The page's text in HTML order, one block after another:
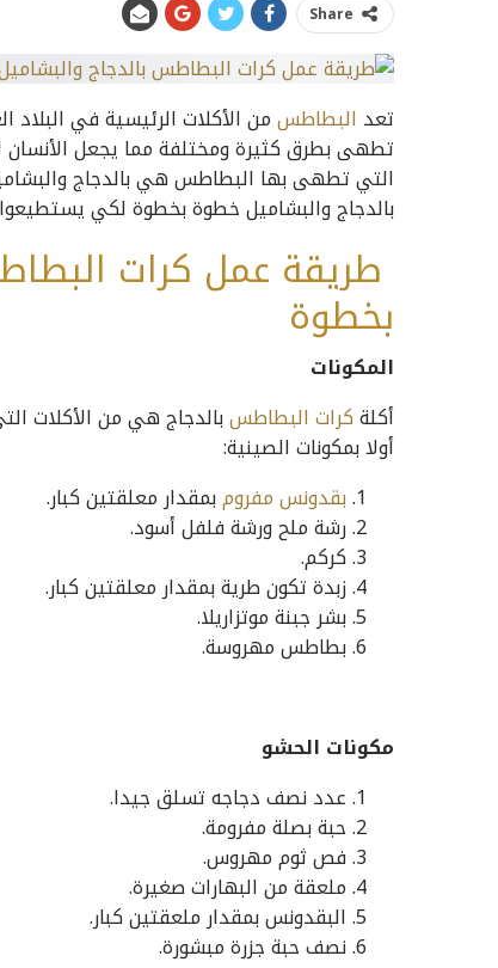
Share
تعد البطاطسمن الأكلات الرئيسية في البلاد
تطهى بطرق كثيرة ومختلفة مما يجعل الأنسان
التي تطهى بها البطاطس هي بالدجاج
بالدجاج والبشاميل خطوة بخطوة لكي
طريقة عمل كرات
بخطوة
المكونات
أكلةكرات البطاطسبالدجاج هي من الأكلات
أولا بمكونات الصينية:
بقدونس مفرومبمقدار معلقتين كبار.
رشة ملح ورشة فلفل أسود.
كركم.
زبدة تكون طرية بمقدار معلقتين كبار.
بشر جبنة موتزاريلا.
بطاطس مهروسة.
مكونات الحشو
عدد نصف دجاجه تسلق جيدا.
حبة بصلة مفرومة.
فص ثوم مهروس.
ملعقة من البهارات صغيرة.
البقدونس بمقدار ملعقتين كبار.
نصف حبة جزرة مبشورة.